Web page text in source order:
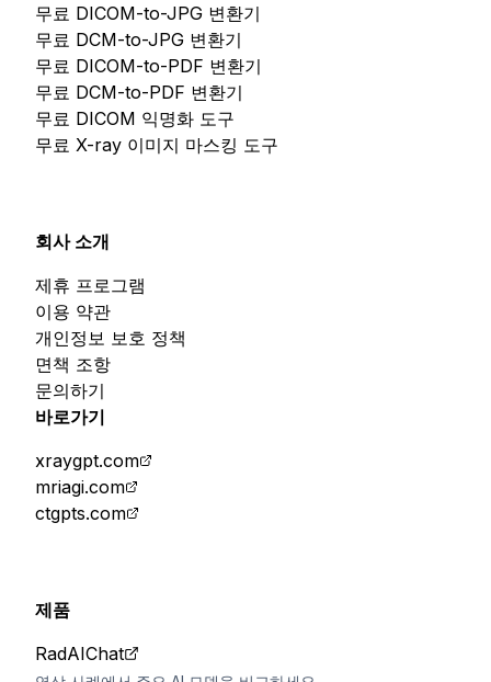
무료 DICOM-to-JPG 변환기
무료 DCM-to-JPG 변환기
무료 DICOM-to-PDF 변환기
무료 DCM-to-PDF 변환기
무료 DICOM 익명화 도구
무료 X-ray 이미지 마스킹 도구
회사 소개
제휴 프로그램
이용 약관
개인정보 보호 정책
면책 조항
문의하기
바로가기
xraygpt.com
mriagi.com
ctgpts.com
제품
RadAIChat